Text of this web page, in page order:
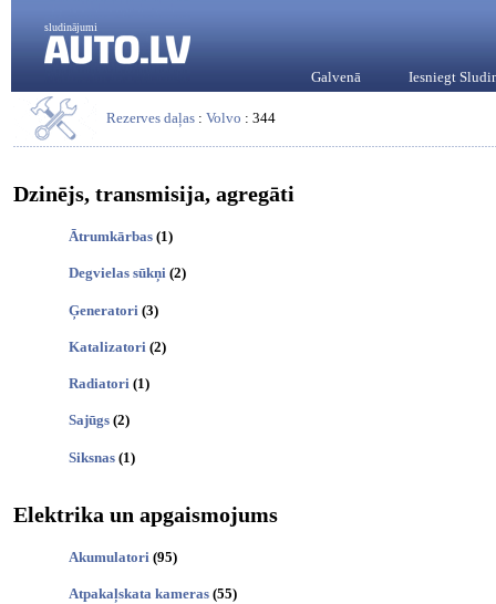
sludinājumi
Galvenā Iesniegt
Rezerves daļas : Volvo : 344
Dzinējs, transmisija, agregāti
Ātrumkārbas (1)
Degvielas sūkņi (2)
Ģeneratori (3)
Katalizatori (2)
Radiatori (1)
Sajūgs (2)
Siksnas (1)
Elektrika un apgaismojums
Akumulatori (95)
Atpakaļskata kameras (55)